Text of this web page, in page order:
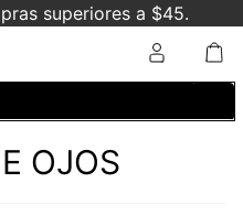
superiores a $45.
OJOS